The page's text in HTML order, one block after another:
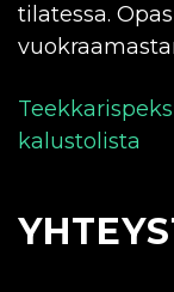
tilatessa.
kalustolista